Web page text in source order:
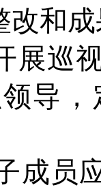
改和
展巡
导
成员